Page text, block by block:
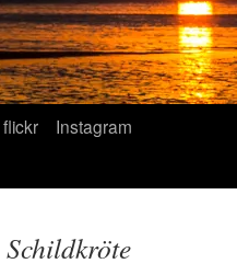
flickr Instagram
Schildkröte